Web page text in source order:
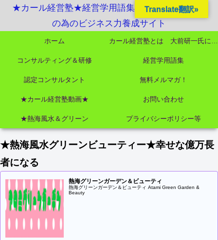
★カール経営塾★経営学用語集起業独立成功MBA
の為のビジネス力養成サイト
ホーム
コンサルティング＆研修 経営学用語集
認定コンサルタント 無料メルマガ！
★カール経営塾動画★ お問い合わせ
★熱海風水＆グリーン プライバシーポリシー等
★熱海風水グリーンビューティー★幸せな億万長
者になる
熱海グリーンガーデン＆ビューティ
熱海グリーンガーデン＆ビューティ Atami Green Garden &
Beauty
Translate翻訳»